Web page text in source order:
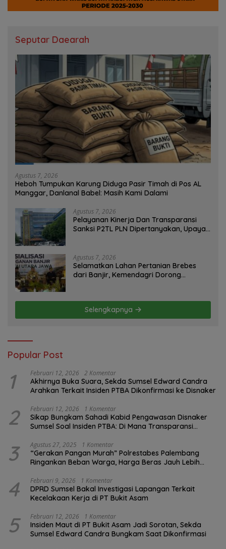
Seputar Daearah
Agustus 7, 2026
Heboh Tumpukan Karung Diduga Pasir Timah di Pos AL
Manggar, Danlanal Babel: Masih Kami Dalami
Agustus 7, 2026
Pelayanan Kinerja Dan Transparansi
Sanksi P2TL PLN Dipertanyakan, Upaya
Agustus 7, 2026
Selamatkan Lahan Pertanian Brebes
dari Banjir, Kemendagri Dorong
Selengkapnya
Popular Post
1 Februari 12, 2026 2 Komentar
Akhirnya Buka Suara, Sekda Sumsel Edward Candra
Arahkan Terkait Insiden PTBA Dikonfirmasi ke Disnaker
2 Februari 12, 2026 1 Komentar
Sikap Bungkam Sahadi Kabid Pengawasan Disnaker
Sumsel Soal Insiden PTBA: Di Mana Transparansi
3 Agustus 27, 2025 1 Komentar
“Gerakan Pangan Murah” Polrestabes Palembang
Ringankan Beban Warga, Harga Beras Jauh Lebih
4 Februari 9, 2026 1 Komentar
DPRD Sumsel Bakal Investigasi Lapangan Terkait
Kecelakaan Kerja di PT Bukit Asam
5 Februari 12, 2026 1 Komentar
Insiden Maut di PT Bukit Asam Jadi Sorotan, Sekda
Sumsel Edward Candra Bungkam Saat Dikonfirmasi